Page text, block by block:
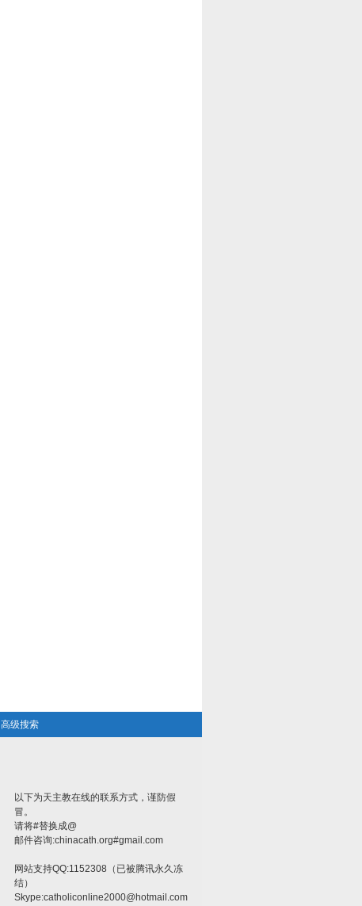
高级搜索
以下为天主教在线的联系方式，谨防假
冒。
请将#替换成@
邮件咨询:chinacath.org#gmail.com
网站支持QQ:1152308（已被腾讯永久冻
结）
Skype:catholiconline2000@hotmail.com